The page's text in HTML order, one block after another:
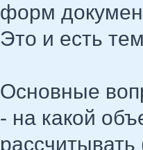
форм
Это и есть
Основные
- на какой